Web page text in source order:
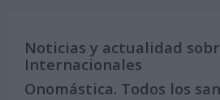
Noticias y actualidad
Internacionales
Onomástica. Todos los